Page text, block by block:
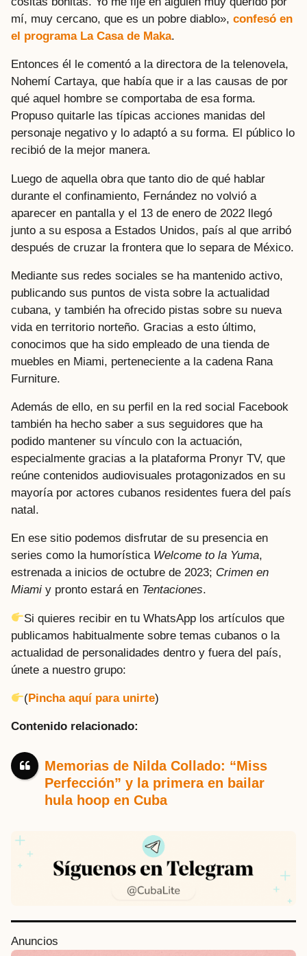
mí, muy cercano, que es un pobre diablo», confesó en
el programa La Casa de Maka.
Entonces él le comentó a la directora de la telenovela,
Nohemí Cartaya, que había que ir a las causas de por
qué aquel hombre se comportaba de esa forma.
Propuso quitarle las típicas acciones manidas del
personaje negativo y lo adaptó a su forma. El público lo
recibió de la mejor manera.
Luego de aquella obra que tanto dio de qué hablar
durante el confinamiento, Fernández no volvió a
aparecer en pantalla y el 13 de enero de 2022 llegó
junto a su esposa a Estados Unidos, país al que arribó
después de cruzar la frontera que lo separa de México.
Mediante sus redes sociales se ha mantenido activo,
publicando sus puntos de vista sobre la actualidad
cubana, y también ha ofrecido pistas sobre su nueva
vida en territorio norteño. Gracias a esto último,
conocimos que ha sido empleado de una tienda de
muebles en Miami, perteneciente a la cadena Rana
Furniture.
Además de ello, en su perfil en la red social Facebook
también ha hecho saber a sus seguidores que ha
podido mantener su vínculo con la actuación,
especialmente gracias a la plataforma Pronyr TV, que
reúne contenidos audiovisuales protagonizados en su
mayoría por actores cubanos residentes fuera del país
natal.
En ese sitio podemos disfrutar de su presencia en
series como la humorística Welcome to la Yuma,
estrenada a inicios de octubre de 2023; Crimen en
Miami y pronto estará en Tentaciones.
Si quieres recibir en tu WhatsApp los artículos que
publicamos habitualmente sobre temas cubanos o la
actualidad de personalidades dentro y fuera del país,
únete a nuestro grupo:
(Pincha aquí para unirte)
Contenido relacionado:
Memorias de Nilda Collado: “Miss
Perfección” y la primera en bailar
hula hoop en Cuba
Anuncios
P